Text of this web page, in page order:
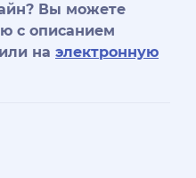
Вы можете
с описанием
или на электронную